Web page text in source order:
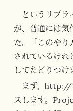
というリプラ
が、普通には気
た。「このやり
されているけれ
してたどりつけ
まず、 http://
スします。